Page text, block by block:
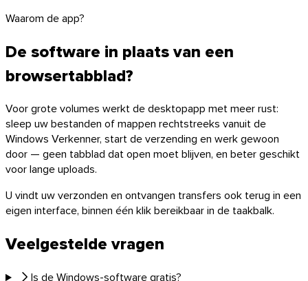
Waarom de app?
De software in plaats van een
browsertabblad?
Voor grote volumes werkt de desktopapp met meer rust:
sleep uw bestanden of mappen rechtstreeks vanuit de
Windows Verkenner, start de verzending en werk gewoon
door — geen tabblad dat open moet blijven, en beter geschikt
voor lange uploads.
U vindt uw verzonden en ontvangen transfers ook terug in een
eigen interface, binnen één klik bereikbaar in de taakbalk.
Veelgestelde vragen
Is de Windows-software gratis?